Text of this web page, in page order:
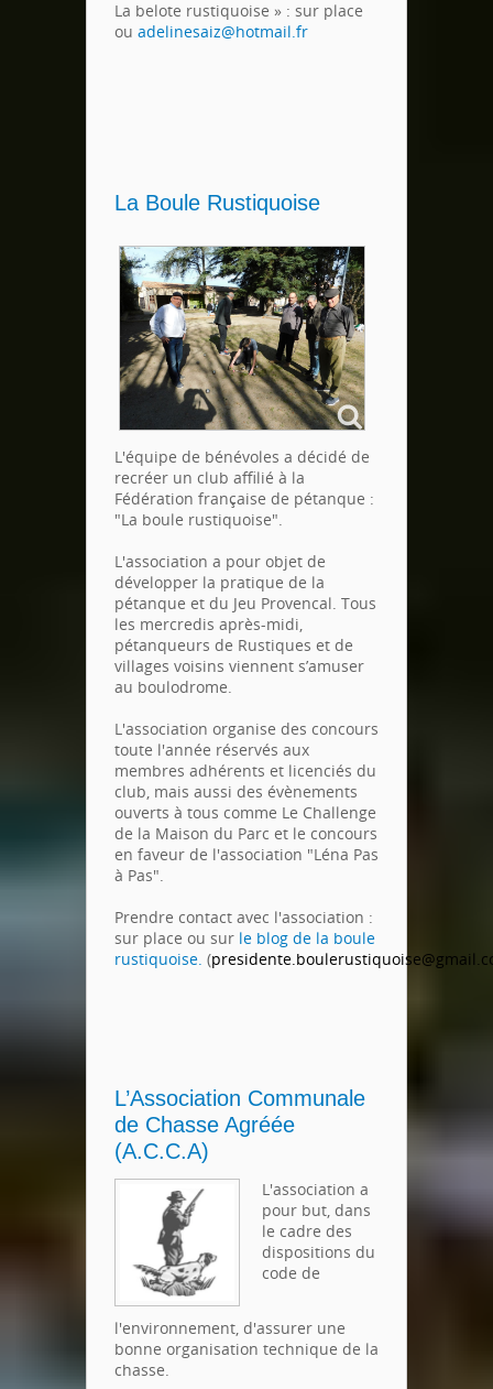
La belote rustiquoise » : sur place
ou adelinesaiz@hotmail.fr
La Boule Rustiquoise
L'équipe de bénévoles a décidé de
recréer un club affilié à la
Fédération française de pétanque :
"La boule rustiquoise".
L'association a pour objet de
développer la pratique de la
pétanque et du Jeu Provencal. Tous
les mercredis après-midi,
pétanqueurs de Rustiques et de
villages voisins viennent s’amuser
au boulodrome.
L'association organise des concours
toute l'année réservés aux
membres adhérents et licenciés du
club, mais aussi des évènements
ouverts à tous comme Le Challenge
de la Maison du Parc et le concours
en faveur de l'association "Léna Pas
à Pas".
Prendre contact avec l'association :
sur place ou sur le blog de la boule
rustiquoise. (
L’Association Communale
de Chasse Agréée
(A.C.C.A)
L'association a
pour but, dans
le cadre des
dispositions du
code de
l'environnement, d'assurer une
bonne organisation technique de la
chasse.